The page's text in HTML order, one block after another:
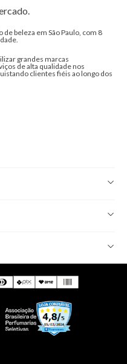
beleza em São Paulo, com 8
grandes marcas
de alta qualidade nos
clientes fiéis ao longo dos